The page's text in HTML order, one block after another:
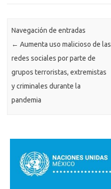
Navegación de entradas
← Aumenta uso malicioso de las
redes sociales por parte de
grupos terroristas, extremistas
y criminales durante la
pandemia